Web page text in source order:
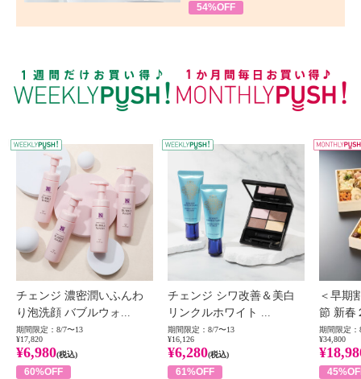
54%OFF
WEEKLY PUSH
チェンジ 濃密潤いふんわ
り泡洗顔 バブルウォ...
期間限定：8/7〜13
¥17,820
¥6,980(税込)
60%OFF
チェンジ シワ改善＆美白
リンクルホワイト ...
期間限定：8/7〜13
¥16,126
¥6,280(税込)
61%OFF
＜早期
節 新春
期間限定：
¥34,800